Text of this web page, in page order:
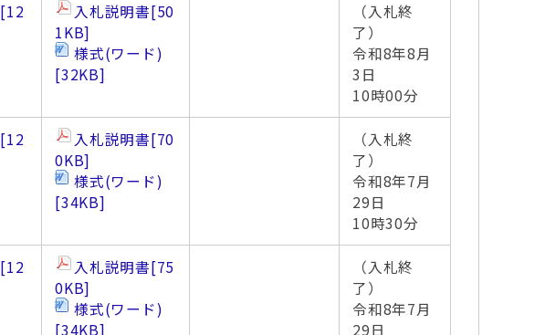
[12
入札説明書[50
1KB]
様式(ワード)
[32KB]
（入札終
了）
令和8年8月
3日
10時00分
[12
入札説明書[70
0KB]
様式(ワード)
[34KB]
（入札終
了）
令和8年7月
29日
10時30分
[12
入札説明書[75
0KB]
様式(ワード)
[34KB]
（入札終
了）
令和8年7月
29日